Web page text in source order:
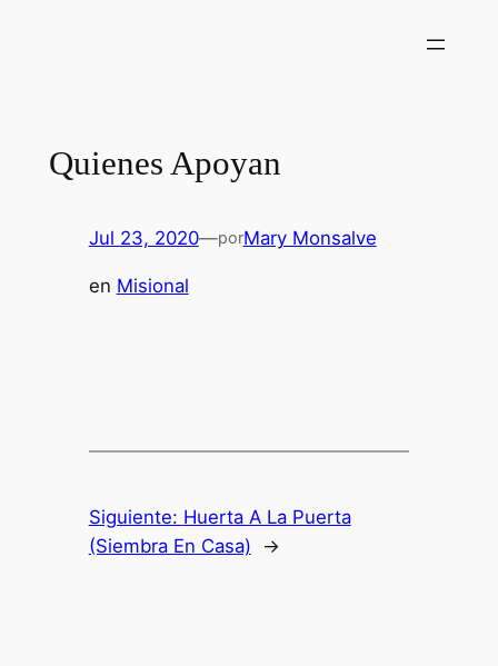
Quienes Apoyan
Jul 23, 2020—porMary Monsalve
en Misional
Siguiente: Huerta A La Puerta
(Siembra En Casa)
→